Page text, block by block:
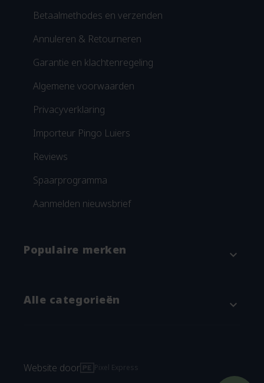
Betaalmethodes en verzenden
Annuleren & Retourneren
Garantie en klachtenregeling
Algemene voorwaarden
Privacyverklaring
Importeur Pingo Luiers
Reviews
Spaarprogramma
Aanmelden nieuwsbrief
Populaire merken expand_more
Alle categorieën expand_more
Verschonen
Website door Pixel Express